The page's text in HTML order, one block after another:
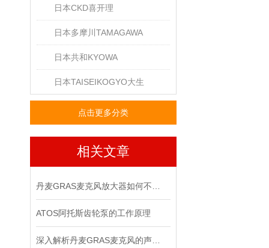
日本CKD喜开理
日本多摩川TAMAGAWA
日本共和KYOWA
日本TAISEIKOGYO大生
点击更多分类
相关文章
ATOS阿托斯齿轮泵的工作原理